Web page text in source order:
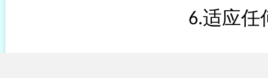
6.适应任